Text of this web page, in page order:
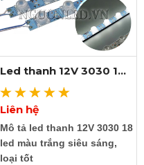
Xem thêm ảnh
Led thanh 12V 3030 18
led màu trắng
Liên hệ
Mô tả led thanh 12V 3030 18
led màu trắng siêu sáng,
loại tốt